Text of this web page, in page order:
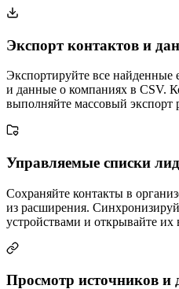
Экспорт контактов и
Экспортируйте все найденные
и данные о компаниях в CSV.
выполняйте массовый экспорт
Управляемые списки
Сохраняйте контакты в
из расширения.
устройствами и открывайте
Просмотр источников и